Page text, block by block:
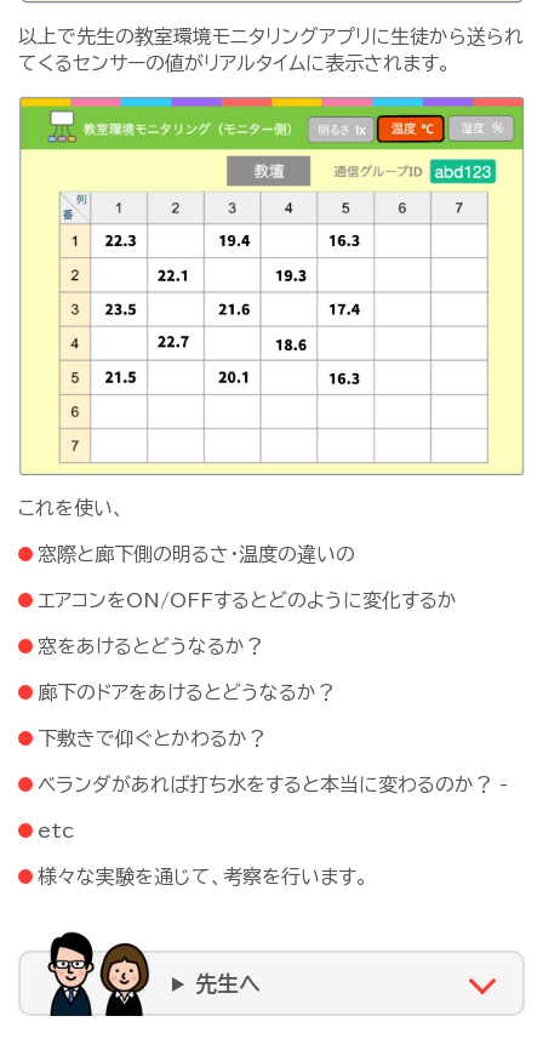
以上で先生の教室環境モニタリングアプリに生徒から送られ
てくるセンサーの値がリアルタイムに表示されます。
これを使い、
窓際と廊下側の明るさ・温度の違いの
エアコンをON/OFFするとどのように変化するか
窓をあけるとどうなるか？
廊下のドアをあけるとどうなるか？
下敷きで仰ぐとかわるか？
ベランダがあれば打ち水をすると本当に変わるのか？ -
etc
様々な実験を通じて、考察を行います。
先生へ